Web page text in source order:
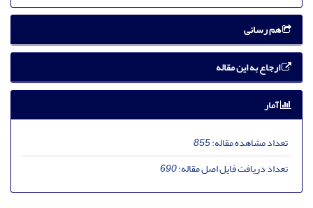
هم رسانی
ارجاع به این مقاله
آمار
تعداد مشاهده مقاله:855
تعداد دریافت فایل اصل مقاله:690